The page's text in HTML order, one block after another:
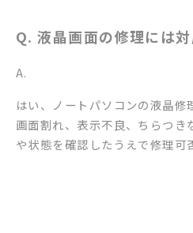
Q. 液晶画面の修理には
A.
はい、ノートパソコンの液晶修
画面割れ、表示不良、ちらつき
や状態を確認したうえで修理可